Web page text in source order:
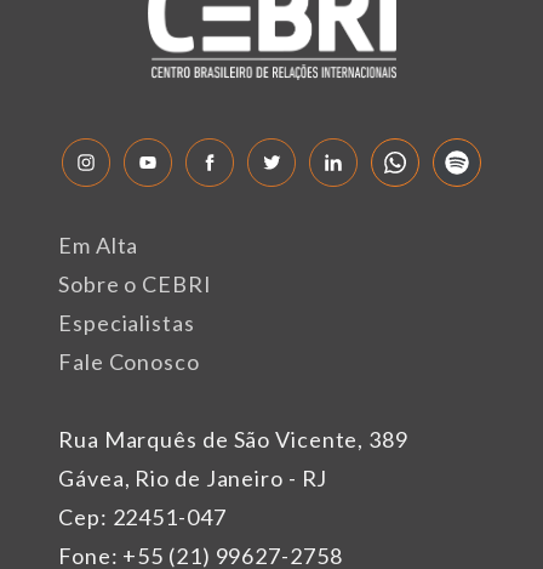
Rua Marquês de São Vicente, 389
Gávea, Rio de Janeiro - RJ
Cep: 22451-047
Fone: +55 (21) 99627-2758
Em Alta
Sobre o CEBRI
Especialistas
Fale Conosco